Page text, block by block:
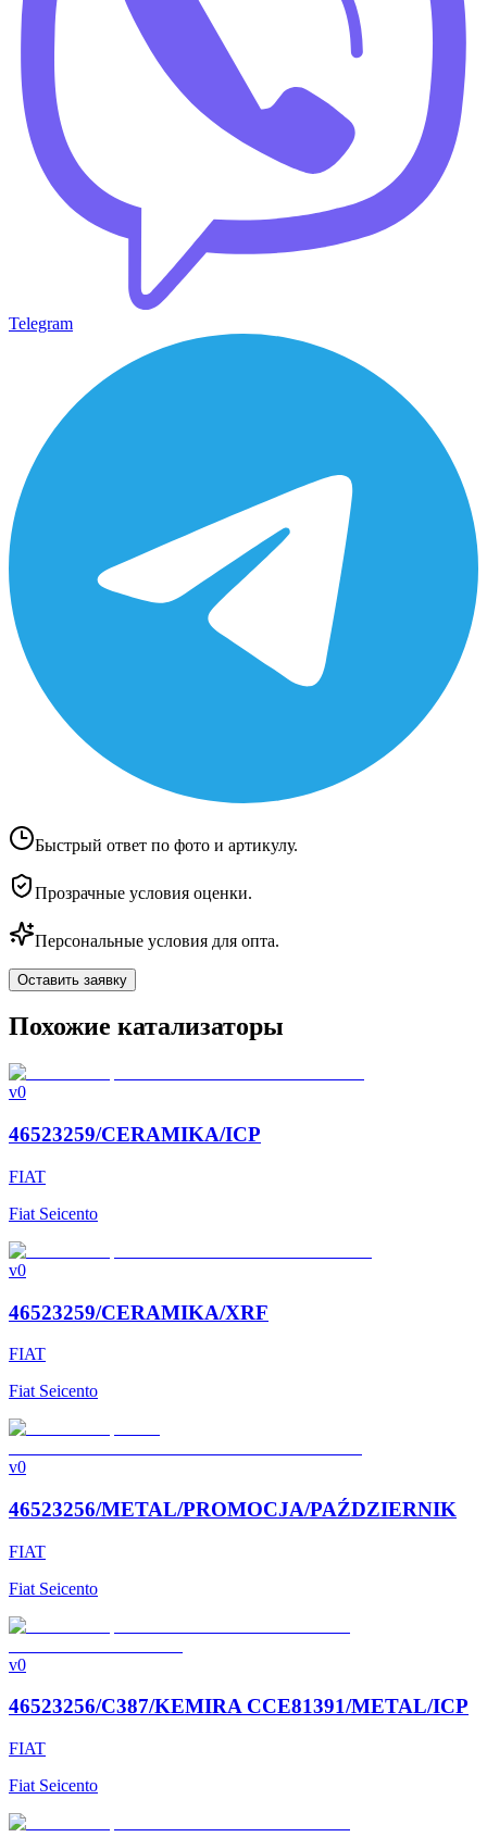
Telegram
Быстрый ответ по фото и артикулу.
Прозрачные условия оценки.
Персональные условия для опта.
Оставить заявку
Похожие катализаторы
v0
46523259/CERAMIKA/ICP
FIAT
Fiat Seicento
v0
46523259/CERAMIKA/XRF
FIAT
Fiat Seicento
v0
46523256/METAL/PROMOCJA/PAŹDZIERNIK
FIAT
Fiat Seicento
v0
46523256/C387/KEMIRA CCE81391/METAL/ICP
FIAT
Fiat Seicento